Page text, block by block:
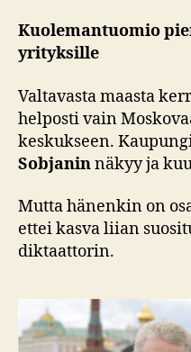
Kuolemantuomio
yrityksille
Valtavasta maasta
helposti vain
keskukseen.
Sobjaninnäkyy ja
Mutta hänenkin on
ettei kasva liian
diktaattorin.